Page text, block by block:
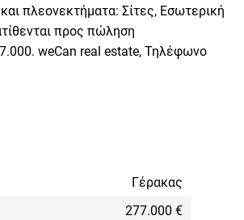
πλεονεκτήματα: Σίτες, Εσωτερική
προς πώληση
weCan real estate, Τηλέφωνο
Γέρακας
277.000 €